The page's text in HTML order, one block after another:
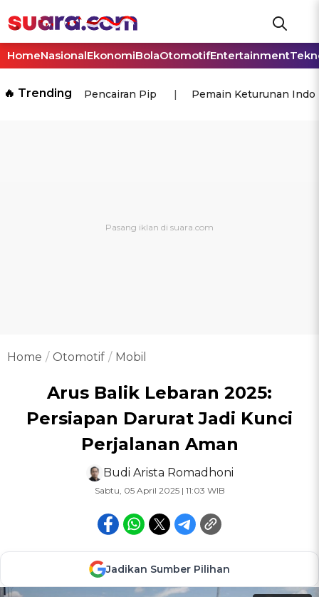
HomeNasionalEkonomiBolaOtomotifEntertainment
🔥 Trending Pencairan Pip Pemain Keturunan
Home Otomotif Mobil
Arus Balik Lebaran 2025:
Persiapan Darurat Jadi Kunci
Perjalanan Aman
Budi Arista Romadhoni
Sabtu, 05 April 2025 | 11:03 WIB
Jadikan Sumber Pilihan